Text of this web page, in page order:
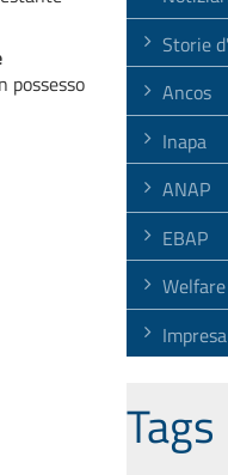
possesso
Storie
Ancos
Inapa
ANAP
EBAP
Tags